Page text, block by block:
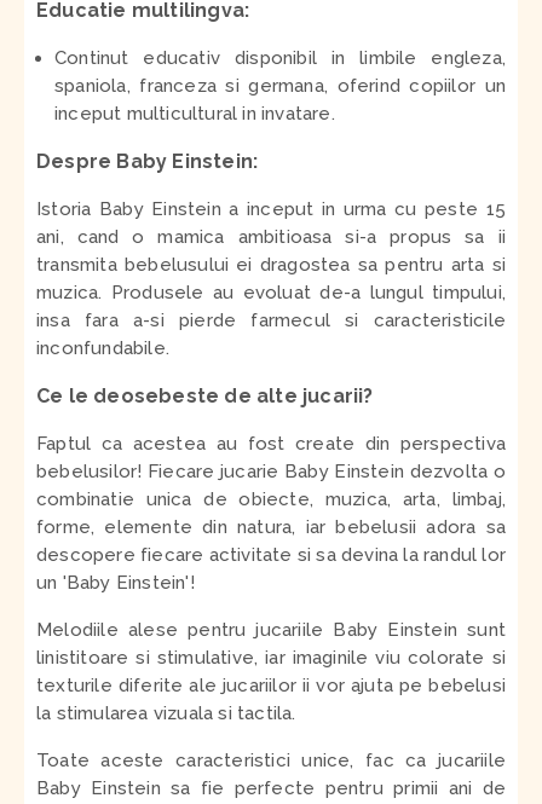
Educatie multilingva:
Continut educativ disponibil in limbile engleza,
spaniola, franceza si germana, oferind copiilor un
inceput multicultural in invatare.
Despre Baby Einstein:
Istoria Baby Einstein a inceput in urma cu peste 15
ani, cand o mamica ambitioasa si-a propus sa ii
transmita bebelusului ei dragostea sa pentru arta si
muzica. Produsele au evoluat de-a lungul timpului,
insa fara a-si pierde farmecul si caracteristicile
inconfundabile.
Ce le deosebeste de alte jucarii?
Faptul ca acestea au fost create din perspectiva
bebelusilor! Fiecare jucarie Baby Einstein dezvolta o
combinatie unica de obiecte, muzica, arta, limbaj,
forme, elemente din natura, iar bebelusii adora sa
descopere fiecare activitate si sa devina la randul lor
un 'Baby Einstein'!
Melodiile alese pentru jucariile Baby Einstein sunt
linistitoare si stimulative, iar imaginile viu colorate si
texturile diferite ale jucariilor ii vor ajuta pe bebelusi
la stimularea vizuala si tactila.
Toate aceste caracteristici unice, fac ca jucariile
Baby Einstein sa fie perfecte pentru primii ani de